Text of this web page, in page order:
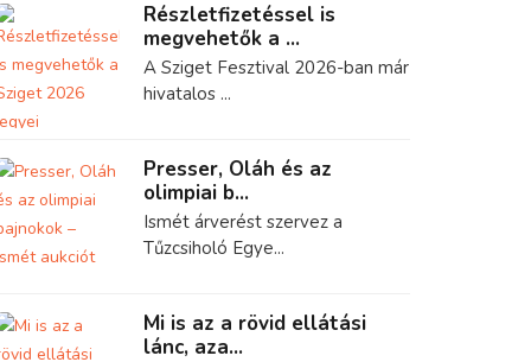
Részletfizetéssel is
megvehetők a ...
A Sziget Fesztival 2026-ban már
hivatalos ...
Presser, Oláh és az
olimpiai b...
Ismét árverést szervez a
Tűzcsiholó Egye...
Mi is az a rövid ellátási
lánc, aza...